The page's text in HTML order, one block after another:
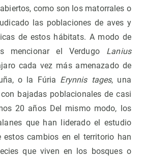
como son los matorrales o
las poblaciones de aves y
de estos hábitats. A modo de
mencionar el Verdugo Lanius
cada vez más amenazado de
o la Fúria Erynnis tages, una
bajadas poblacionales de casi
20 años Del mismo modo, los
que han liderado el estudio
estos cambios en el territorio han
que viven en los bosques o